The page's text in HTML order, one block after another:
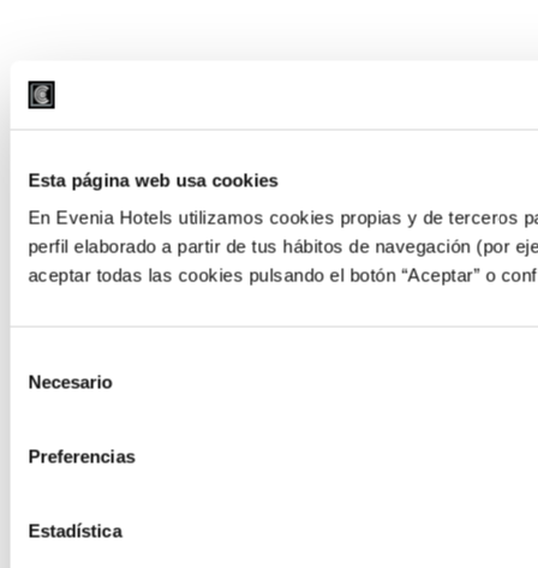
Esta página web usa cookies
En Evenia Hotels utilizamos cookies propias y de terceros
perfil elaborado a partir de tus hábitos de navegación (por
aceptar todas las cookies pulsando el botón “Aceptar” o
Necesario
Preferencias
Estadística